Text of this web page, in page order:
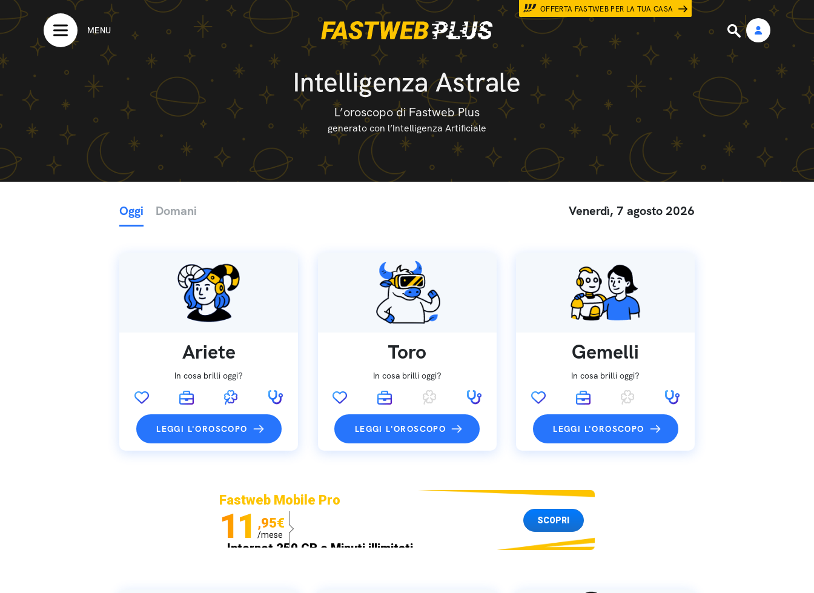
OFFERTA FASTWEB PER LA TUA CASA
MENU
Intelligenza Astrale
L’oroscopo di Fastweb Plus
generato con l’Intelligenza Artificiale
Oggi Domani Venerdì, 7 agosto 2026
Ariete
In cosa brilli oggi?
LEGGI L'OROSCOPO
Toro
In cosa brilli oggi?
LEGGI L'OROSCOPO
Gemelli
In cosa brilli oggi?
LEGGI L'OROSCOPO
Fastweb Mobile Pro
11 ,95€
/mese
Internet 250 GB e Minuti illimitati
SCOPRI